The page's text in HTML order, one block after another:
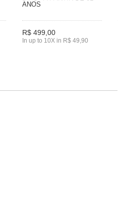
ANOS
R$ 499,00
In up to 10X in R$ 49,90